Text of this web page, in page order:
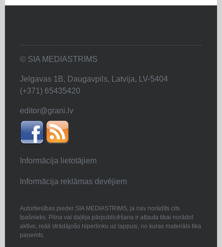
© SIA MEDIASTRIMS
Jelgavas 1B, Daugavpils, Latvija, LV-5404
(+371) 65435420
editor@grani.lv
Informācija lietotājiem
Informācija reklāmas devējiem
Autortiesības pieder SIA MEDIASTRIMS, ja nav norādīts cits
īpašnieks. Pilna vai daļēja pārpublicēšana ir atļauta tikai norādot
aktīvo, reāli strādājošo hiperlinku uz lappusi, no kuras materiāls tika
paņemts.